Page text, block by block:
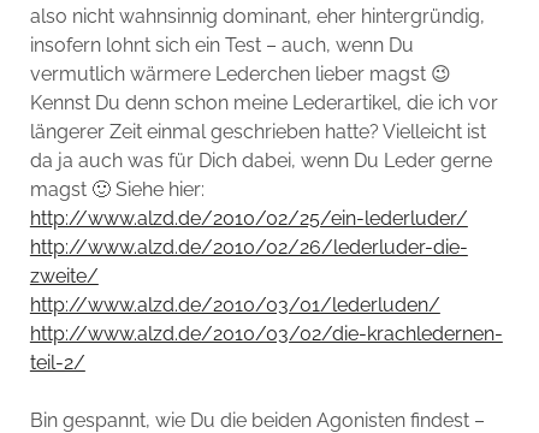
also nicht wahnsinnig dominant, eher hintergründig,
insofern lohnt sich ein Test – auch, wenn Du
vermutlich wärmere Lederchen lieber magst 😉
Kennst Du denn schon meine Lederartikel, die ich vor
längerer Zeit einmal geschrieben hatte? Vielleicht ist
da ja auch was für Dich dabei, wenn Du Leder gerne
magst 🙂 Siehe hier:
http://www.alzd.de/2010/02/25/ein-lederluder/
http://www.alzd.de/2010/02/26/lederluder-die-
zweite/
http://www.alzd.de/2010/03/01/lederluden/
http://www.alzd.de/2010/03/02/die-krachledernen-
teil-2/
Bin gespannt, wie Du die beiden Agonisten findest –